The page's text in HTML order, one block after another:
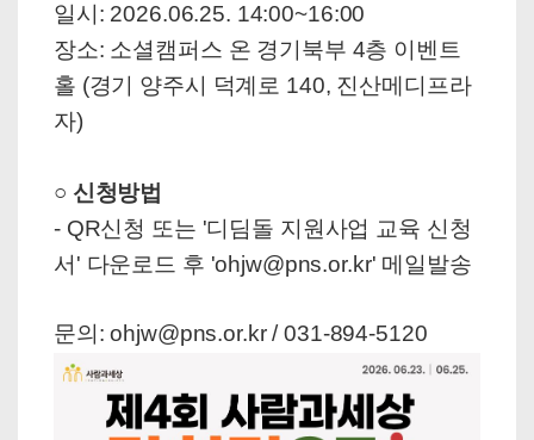
일시: 2026.06.25. 14:00~16:00
장소: 소셜캠퍼스 온 경기북부 4층 이벤트
홀 (경기 양주시 덕계로 140, 진산메디프라
자)
○ 신청방법
- QR신청 또는 '디딤돌 지원사업 교육 신청
서' 다운로드 후 'ohjw@pns.or.kr' 메일발송
문의: ohjw@pns.or.kr / 031-894-5120